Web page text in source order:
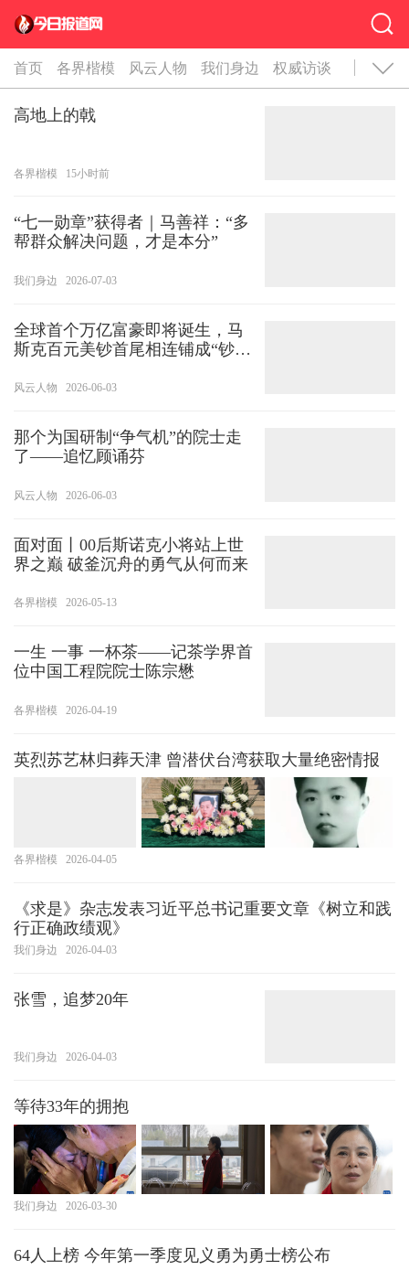
首页 各界楷模 风云人物 我们身边 权威访谈
高地上的戟
各界楷模 15小时前
“七一勋章”获得者｜马善祥：“多
帮群众解决问题，才是本分”
我们身边 2026-07-03
全球首个万亿富豪即将诞生，马
斯克百元美钞首尾相连铺成“钞票
风云人物 2026-06-03
那个为国研制“争气机”的院士走
了——追忆顾诵芬
风云人物 2026-06-03
面对面丨00后斯诺克小将站上世
界之巅 破釜沉舟的勇气从何而来
各界楷模 2026-05-13
一生 一事 一杯茶——记茶学界首
位中国工程院院士陈宗懋
各界楷模 2026-04-19
英烈苏艺林归葬天津 曾潜伏台湾获取大量绝密情报
各界楷模 2026-04-05
《求是》杂志发表习近平总书记重要文章《树立和践
行正确政绩观》
我们身边 2026-04-03
张雪，追梦20年
我们身边 2026-04-03
等待33年的拥抱
我们身边 2026-03-30
64人上榜 今年第一季度见义勇为勇士榜公布